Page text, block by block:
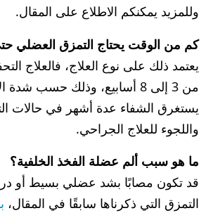
وللمزيد يمكنكم الاطلاع على المقال.
كم من الوقت يحتاج التمزق العضلي
يعتمد ذلك على نوع العلاج، فالعلاج
من 3 إلى 8 أسابيع، وذلك حسب شدة
يستغرق الشفاء عدة أشهر في حالات
واللجوء للعلاج الجراحي.
ما هو سبب ألم عضلة الفخذ الخلفية؟
قد تكون مصابًا بشد عضلي بسيط أو
التمزق التي ذكرناها سابقًا في المقال،